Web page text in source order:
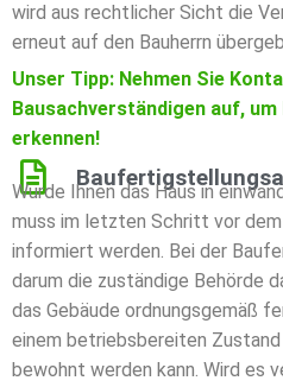
wird aus rechtlicher Sicht die
erneut auf den Bauherrn
Unser Tipp: Nehmen Sie
Bausachverständigen auf,
erkennen!
Wurde Ihnen das Haus in
muss im letzten Schritt vor dem
informiert werden. Bei der
darum die zuständige Behörde
das Gebäude ordnungsgemäß
einem betriebsbereiten
bewohnt werden kann. Wird es